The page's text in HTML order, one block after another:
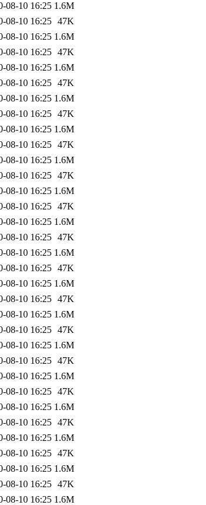
08-10 16:25 1.6M
08-10 16:25 47K
08-10 16:25 1.6M
08-10 16:25 47K
08-10 16:25 1.6M
08-10 16:25 47K
08-10 16:25 1.6M
08-10 16:25 47K
08-10 16:25 1.6M
08-10 16:25 47K
08-10 16:25 1.6M
08-10 16:25 47K
08-10 16:25 1.6M
08-10 16:25 47K
08-10 16:25 1.6M
08-10 16:25 47K
08-10 16:25 1.6M
08-10 16:25 47K
08-10 16:25 1.6M
08-10 16:25 47K
08-10 16:25 1.6M
08-10 16:25 47K
08-10 16:25 1.6M
08-10 16:25 47K
08-10 16:25 1.6M
08-10 16:25 47K
08-10 16:25 1.6M
08-10 16:25 47K
08-10 16:25 1.6M
08-10 16:25 47K
08-10 16:25 1.6M
08-10 16:25 47K
08-10 16:25 1.6M